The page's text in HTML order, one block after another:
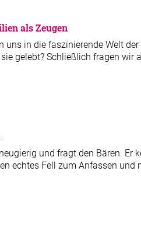
als Zeugen
uns in die faszinierende Welt der
gelebt? Schließlich fragen wir
und fragt den Bären. Er
echtes Fell zum Anfassen und